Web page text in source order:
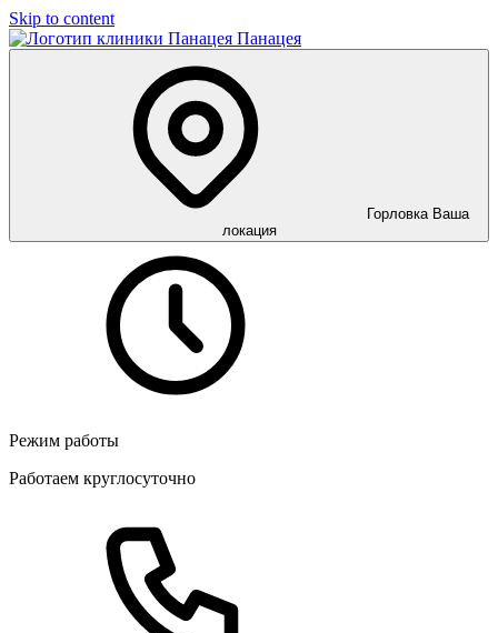
Skip to content
Панацея
Горловка Ваша
локация
Режим работы
Работаем круглосуточно